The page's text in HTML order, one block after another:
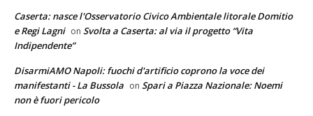
Caserta: nasce l'Osservatorio Civico Ambientale litorale Domitio
e Regi Lagni on Svolta a Caserta: al via il progetto “Vita
Indipendente”
DisarmiAMO Napoli: fuochi d'artificio coprono la voce dei
manifestanti - La Bussola on Spari a Piazza Nazionale: Noemi
non è fuori pericolo